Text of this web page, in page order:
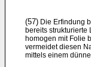
(57) Die Erfindung
bereits
homogen mit Folie
vermeidet diesen
mittels einem